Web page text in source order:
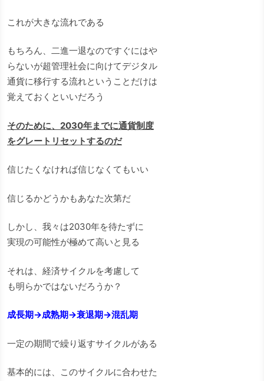
これが大きな流れである
もちろん、二進一退なのですぐにはや
らないが超管理社会に向けてデジタル
通貨に移行する流れということだけは
覚えておくといいだろう
そのために、2030年までに通貨制度
をグレートリセットするのだ
信じたくなければ信じなくてもいい
信じるかどうかもあなた次第だ
しかし、我々は2030年を待たずに
実現の可能性が極めて高いと見る
それは、経済サイクルを考慮して
も明らかではないだろうか？
成長期→成熟期→衰退期→混乱期
一定の期間で繰り返すサイクルがある
基本的には、このサイクルに合わせた